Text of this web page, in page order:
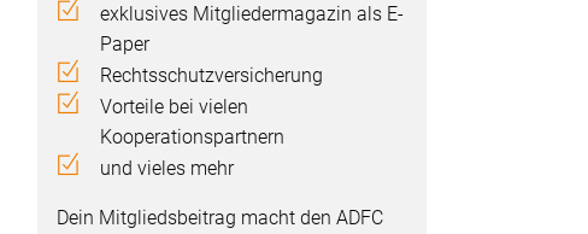
exklusives Mitgliedermagazin als E-
Paper
Rechtsschutzversicherung
Vorteile bei vielen
Kooperationspartnern
und vieles mehr
Dein Mitgliedsbeitrag macht den ADFC